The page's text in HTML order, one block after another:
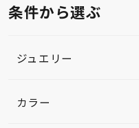
条件から選ぶ
ジュエリー
カラー